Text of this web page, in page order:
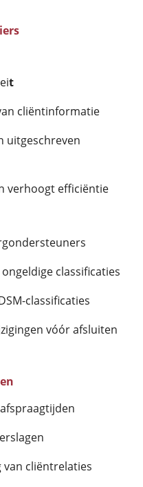
t
cliëntinformatie
uitgeschreven
verhoogt efficiëntie
classificaties
classificaties
vóór afsluiten
cliëntrelaties